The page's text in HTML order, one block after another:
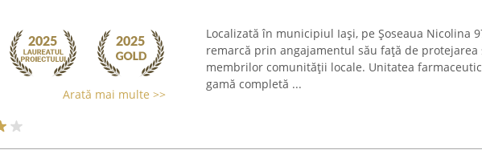
Arată mai multe >>
Localizată în municipiul Iași, pe Șoseaua Nicolina
remarcă prin angajamentul său față de
membrilor comunității locale. Unitatea
gamă completă ...